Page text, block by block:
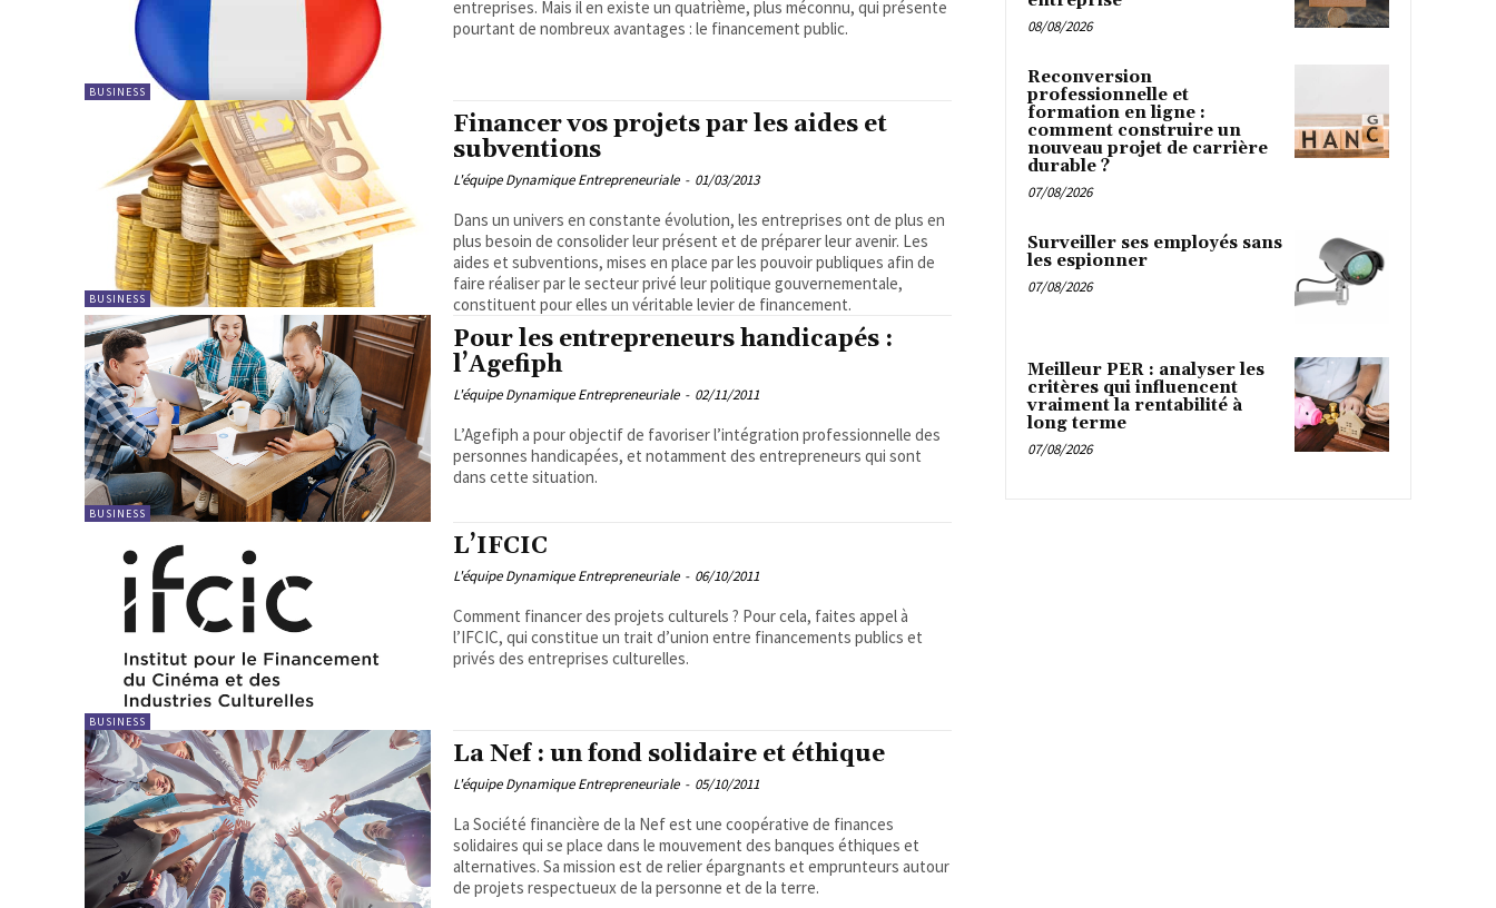
BUSINESS
entreprises. Mais il en existe un quatrième, plus méconnu, qui présente
pourtant de nombreux avantages : le financement public.
BUSINESS
Financer vos projets par les aides et
subventions
L'équipe Dynamique Entrepreneuriale - 01/03/2013
Dans un univers en constante évolution, les entreprises ont de plus en
plus besoin de consolider leur présent et de préparer leur avenir. Les
aides et subventions, mises en place par les pouvoir publiques afin de
faire réaliser par le secteur privé leur politique gouvernementale,
constituent pour elles un véritable levier de financement.
BUSINESS
Pour les entrepreneurs handicapés :
l’Agefiph
L'équipe Dynamique Entrepreneuriale - 02/11/2011
L’Agefiph a pour objectif de favoriser l’intégration professionnelle des
personnes handicapées, et notamment des entrepreneurs qui sont
dans cette situation.
BUSINESS
L’IFCIC
L'équipe Dynamique Entrepreneuriale - 06/10/2011
Comment financer des projets culturels ? Pour cela, faites appel à
l’IFCIC, qui constitue un trait d’union entre financements publics et
privés des entreprises culturelles.
La Nef : un fond solidaire et éthique
L'équipe Dynamique Entrepreneuriale - 05/10/2011
La Société financière de la Nef est une coopérative de finances
solidaires qui se place dans le mouvement des banques éthiques et
alternatives. Sa mission est de relier épargnants et emprunteurs autour
de projets respectueux de la personne et de la terre.
08/08/2026
Reconversion
professionnelle et
formation en ligne :
comment construire un
nouveau projet de carrière
durable ?
07/08/2026
Surveiller ses employés sans
les espionner
07/08/2026
Meilleur PER : analyser les
critères qui influencent
vraiment la rentabilité à
long terme
07/08/2026